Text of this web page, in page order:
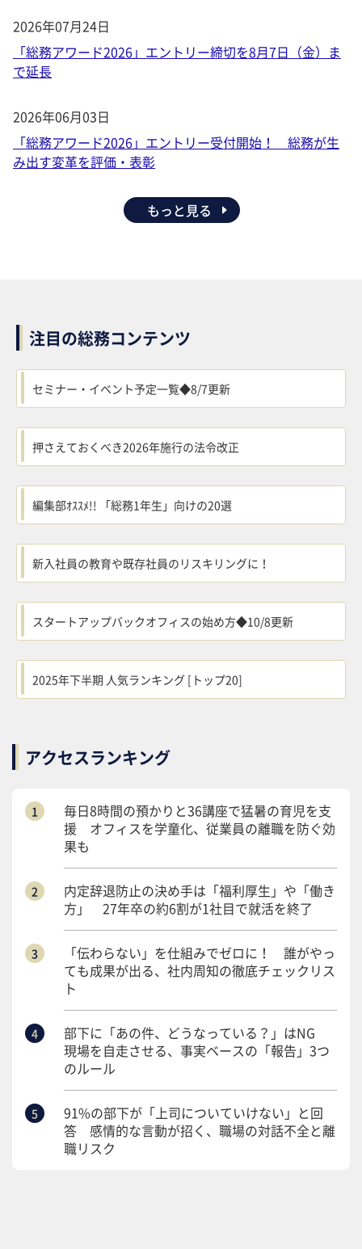
2026年07月24日
「総務アワード2026」エントリー締切を8月7日（金）ま
で延長
2026年06月03日
「総務アワード2026」エントリー受付開始！ 総務が生
み出す変革を評価・表彰
もっと見る
注目の総務コンテンツ
セミナー・イベント予定一覧◆8/7更新
押さえておくべき2026年施行の法令改正
編集部ｵｽｽﾒ!! 「総務1年生」向けの20選
新入社員の教育や既存社員のリスキリングに！
スタートアップバックオフィスの始め方◆10/8更新
2025年下半期 人気ランキング [トップ20]
アクセスランキング
毎日8時間の預かりと36講座で猛暑の育児を支
援 オフィスを学童化、従業員の離職を防ぐ効
果も
内定辞退防止の決め手は「福利厚生」や「働き
方」 27年卒の約6割が1社目で就活を終了
「伝わらない」を仕組みでゼロに！ 誰がやっ
ても成果が出る、社内周知の徹底チェックリス
ト
部下に「あの件、どうなっている？」はNG
現場を自走させる、事実ベースの「報告」3つ
のルール
91%の部下が「上司についていけない」と回
答 感情的な言動が招く、職場の対話不全と離
職リスク